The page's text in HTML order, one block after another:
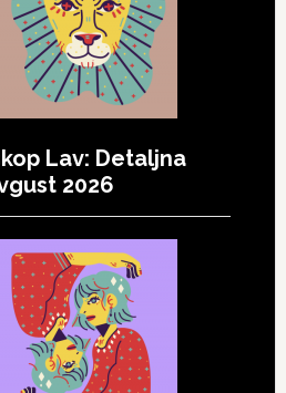
Lav: Detaljna
2026